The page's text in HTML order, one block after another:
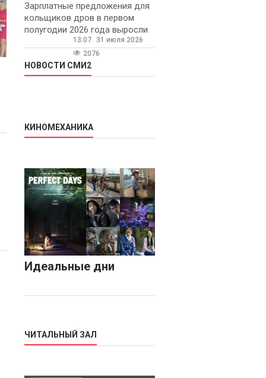
Зарплатные предложения для
кольщиков дров в первом
полугодии 2026 года выросли
на 58% - 62 тысяч рублей в
месяц, сообщает агентство
«Прайм».
13:07
31 июля 2026
2076
НОВОСТИ СМИ2
КИНОМЕХАНИКА
Идеальные дни
ЧИТАЛЬНЫЙ ЗАЛ